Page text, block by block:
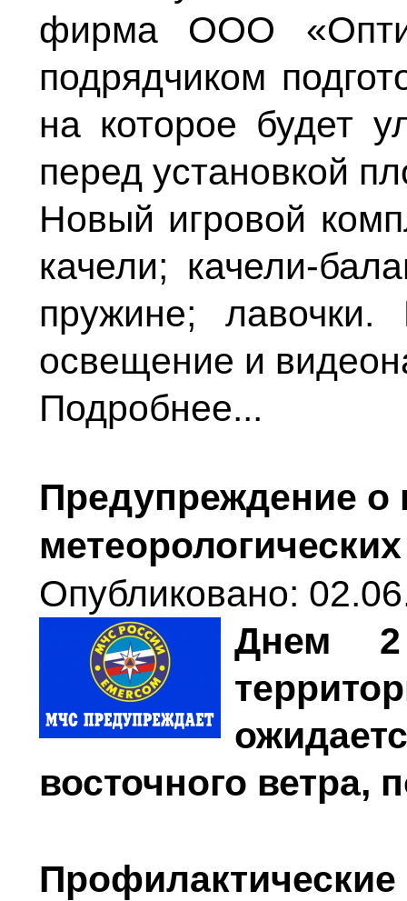
фирма ООО
подрядчиком
на которое будет
перед установкой
Новый игровой
качели; качели-
пружине;
освещение и
Подробнее...
Предупреждение о
Опубликовано:
Днем
восточного ветра,